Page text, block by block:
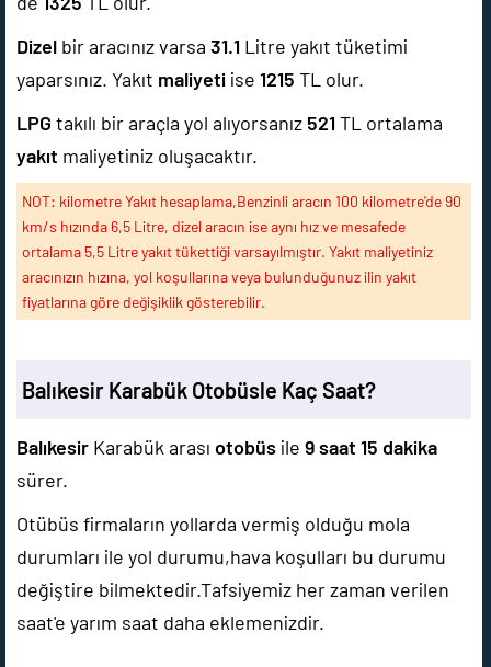
Dizel bir aracınız varsa 31.1 Litre yakıt tüketimi
yaparsınız. Yakıt maliyeti ise 1215 TL olur.
LPG takılı bir araçla yol alıyorsanız 521TL ortalama
yakıt maliyetiniz oluşacaktır.
NOT: kilometre Yakıt hesaplama,Benzinli aracın 100 kilometre'de 90
km/s hızında 6,5 Litre, dizel aracın ise aynı hız ve mesafede
ortalama 5,5 Litre yakıt tükettiği varsayılmıştır. Yakıt maliyetiniz
aracınızın hızına, yol koşullarına veya bulunduğunuz ilin yakıt
fiyatlarına göre değişiklik gösterebilir.
Balıkesir Karabük Otobüsle Kaç Saat?
Balıkesir Karabük arası otobüs ile 9 saat 15 dakika
sürer.
Otübüs firmaların yollarda vermiş olduğu mola
durumları ile yol durumu,hava koşulları bu durumu
değiştire bilmektedir.Tafsiyemiz her zaman verilen
saat'e yarım saat daha eklemenizdir.